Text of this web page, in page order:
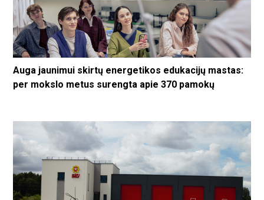
Auga jaunimui skirtų energetikos edukacijų mastas:
per mokslo metus surengta apie 370 pamokų